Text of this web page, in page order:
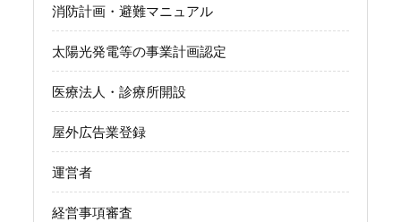
消防計画・避難マニュアル
太陽光発電等の事業計画認定
医療法人・診療所開設
屋外広告業登録
運営者
経営事項審査